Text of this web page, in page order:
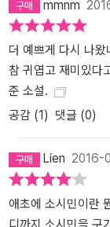
mmnm
더 예쁘게 다시 나
참 귀엽고 재미있다
준 소설.
공감 (1 ) 댓글 (0)
Lien 2016-
애초에 소시민이란